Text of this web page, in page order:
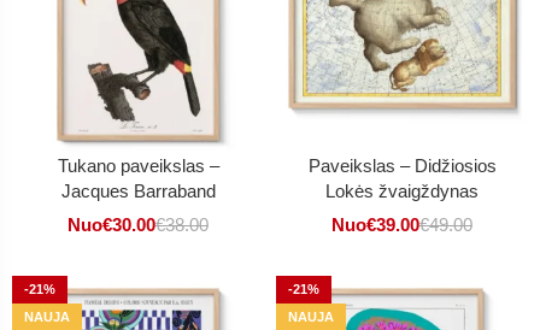
Tukano paveikslas –
Jacques Barraband
Nuo€30.00€38.00
Paveikslas – Didžiosios
Lokės žvaigždynas
Nuo€39.00€49.00
-21%
NAUJA
-21%
NAUJA